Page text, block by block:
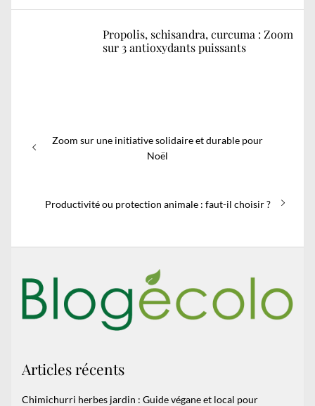
Propolis, schisandra, curcuma : Zoom
sur 3 antioxydants puissants
de
Previous
Zoom sur une initiative solidaire et durable pour
Noël
Next
Productivité ou protection animale : faut-il choisir ?
Articles récents
Chimichurri herbes jardin : Guide végane et local pour